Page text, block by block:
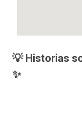
💡 Historias
✨